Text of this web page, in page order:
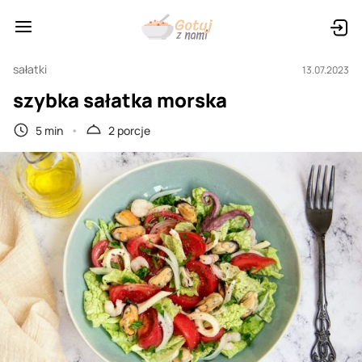
sałatki 13.07.2023
szybka sałatka morska
5 min 2 porcje